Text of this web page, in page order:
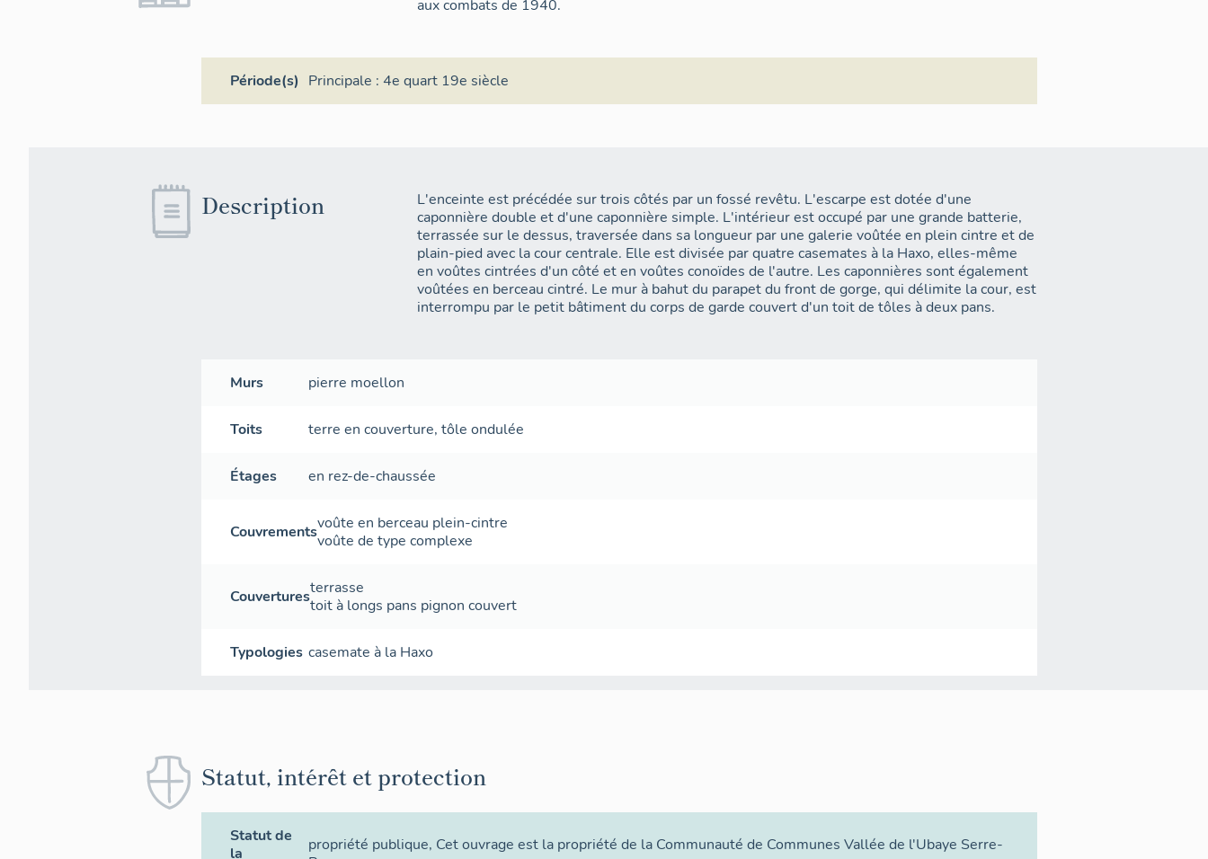
Ensemble de l'ouvrage vu du flanc droit : entrée,
sépare de la crête de la Duyère, et détermine, en quelque
L'accès se fait au sud-sud-ouest, à l'extrémité de la route
militaire, embranchement dérivé du chemin stratégique n° 3
partant de l'Ancien Camp.Ce fossé est flanqué, au sud, par une
Batterie-casematée
L'intérieur de l'ouvrage est
essentiellement occupé par
une grande batterie-
casematée, terrassée au-
dessus et à l'avant, abritant
95 mm système Lahitolle sur affût de campagne) et portant, au-dessus, une crête d'infanterie
berceaux des casemates à canon, également en plein cintre, ouvrant, à l'arrière, à pleine section
dans la façade sur la cour, et fermées, à l'avant, par une voûte conoïde de 4 m sous clef et 3,50 m
aux combats de 1940.
Période(s) Principale : 4e quart 19e siècle
Description
L'enceinte est précédée sur trois côtés par un fossé revêtu. L'escarpe est dotée d'une
caponnière double et d'une caponnière simple. L'intérieur est occupé par une grande batterie,
terrassée sur le dessus, traversée dans sa longueur par une galerie voûtée en plein cintre et de
plain-pied avec la cour centrale. Elle est divisée par quatre casemates à la Haxo, elles-même
en voûtes cintrées d'un côté et en voûtes conoïdes de l'autre. Les caponnières sont également
voûtées en berceau cintré. Le mur à bahut du parapet du front de gorge, qui délimite la cour, est
interrompu par le petit bâtiment du corps de garde couvert d'un toit de tôles à deux pans.
Murs pierre moellon
Toits terre en couverture, tôle ondulée
Étages en rez-de-chaussée
Couvrementsvoûte en berceau plein-cintre
voûte de type complexe
Couverturesterrasse
toit à longs pans pignon couvert
Typologies casemate à la Haxo
Statut, intérêt et protection
Statut de
la
propriété publique, Cet ouvrage est la propriété de la Communauté de Communes Vallée de l'Ubaye Serre-